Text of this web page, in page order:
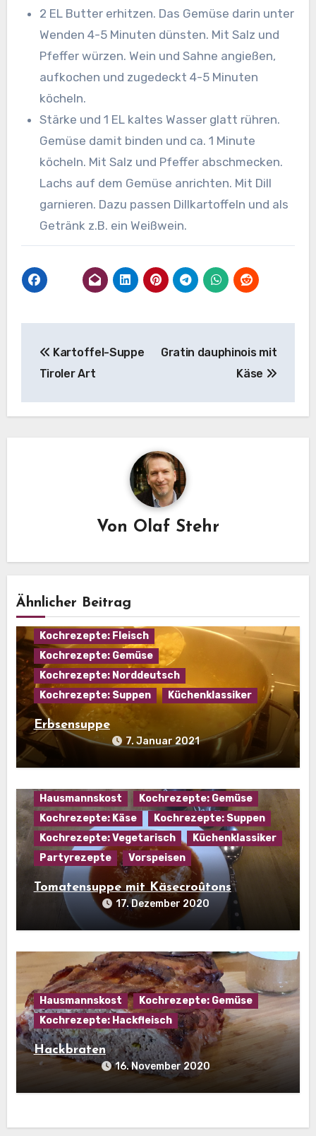
2 EL Butter erhitzen. Das Gemüse darin unter
Wenden 4-5 Minuten dünsten. Mit Salz und
Pfeffer würzen. Wein und Sahne angießen,
aufkochen und zugedeckt 4-5 Minuten
köcheln.
Stärke und 1 EL kaltes Wasser glatt rühren.
Gemüse damit binden und ca. 1 Minute
köcheln. Mit Salz und Pfeffer abschmecken.
Lachs auf dem Gemüse anrichten. Mit Dill
garnieren. Dazu passen Dillkartoffeln und als
Getränk z.B. ein Weißwein.
Kartoffel-Suppe
Tiroler Art
Gratin dauphinois mit
Käse
Von Olaf Stehr
Ähnlicher Beitrag
Eintopf
Hausmannskost
Kochrezepte: Fleisch
Kochrezepte: Gemüse
Kochrezepte: Norddeutsch
Kochrezepte: Suppen
Küchenklassiker
Erbsensuppe
7. Januar 2021
Hausmannskost
Kochrezepte: Gemüse
Kochrezepte: Käse
Kochrezepte: Suppen
Kochrezepte: Vegetarisch
Küchenklassiker
Partyrezepte
Vorspeisen
Tomatensuppe mit Käsecroûtons
17. Dezember 2020
Hausmannskost
Kochrezepte: Gemüse
Kochrezepte: Hackfleisch
Hackbraten
16. November 2020